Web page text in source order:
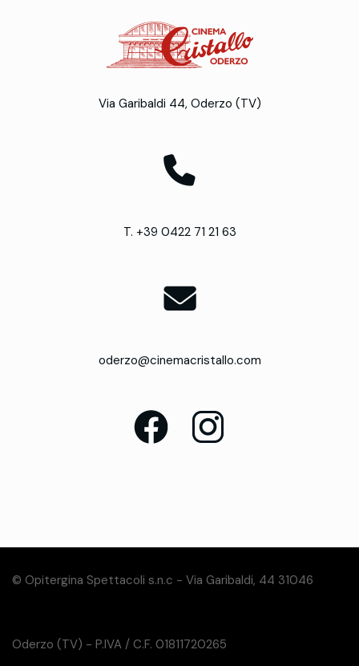
Via Garibaldi 44, Oderzo (TV)
T. +39 0422 71 21 63
oderzo@cinemacristallo.com
© Opitergina Spettacoli s.n.c - Via Garibaldi, 44 31046
Oderzo (TV) - P.IVA / C.F. 01811720265